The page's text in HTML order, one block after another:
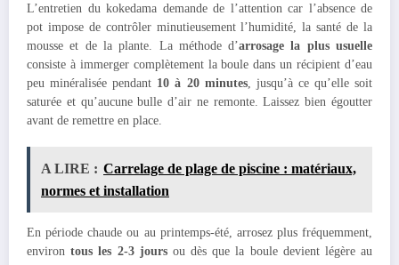
L’entretien du kokedama demande de l’attention car l’absence de
pot impose de contrôler minutieusement l’humidité, la santé de la
mousse et de la plante. La méthode d’arrosage la plus usuelle
consiste à immerger complètement la boule dans un récipient d’eau
peu minéralisée pendant 10 à 20 minutes, jusqu’à ce qu’elle soit
saturée et qu’aucune bulle d’air ne remonte. Laissez bien égoutter
avant de remettre en place.
A LIRE : Carrelage de plage de piscine : matériaux,
normes et installation
En période chaude ou au printemps-été, arrosez plus fréquemment,
environtous les 2-3 joursou dès que la boule devient légère au